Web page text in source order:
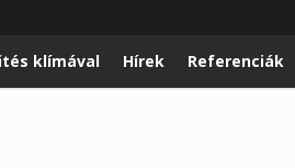
klímával Hírek Referenciák